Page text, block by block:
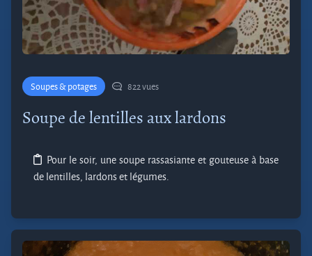
Soupes & potages 822 vues
Soupe de lentilles aux lardons
Pour le soir, une soupe rassasiante et gouteuse à base
de lentilles, lardons et légumes.